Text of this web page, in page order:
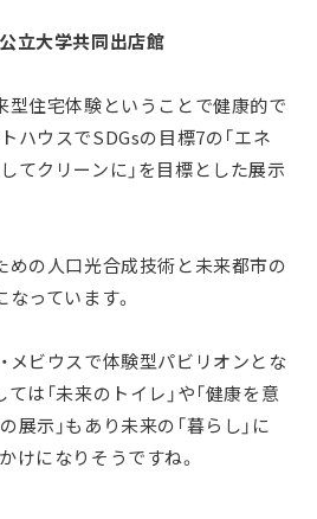
立大学共同出店館
型住宅体験ということで健康的で
ハウスでSDGsの目標7の「エネ
クリーンに」を目標とした展示
めの人口光合成技術と未来都市の
っています。
メビウスで体験型パビリオンとな
は「未来のトイレ」や「健康を意
示」もあり未来の「暮らし」に
けになりそうですね。